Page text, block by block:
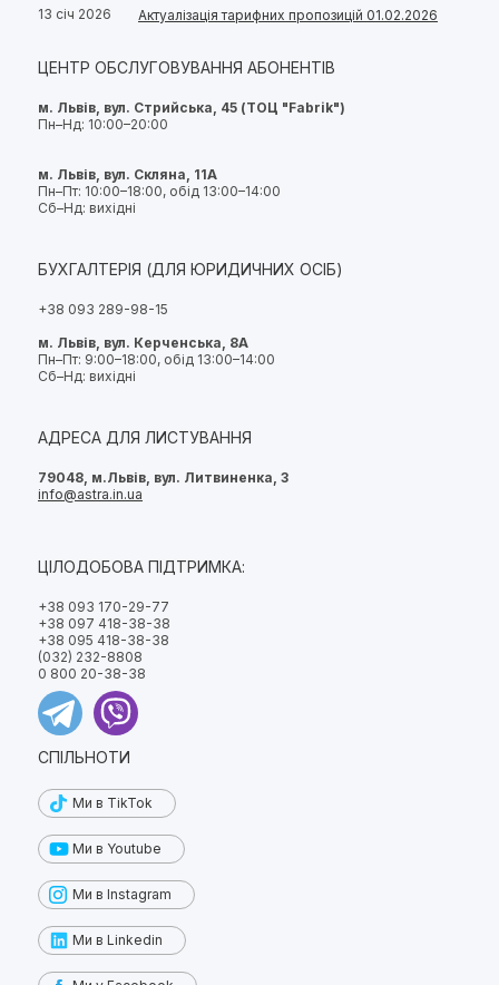
13 січ 2026 Актуалізація тарифних пропозицій 01.02.2026
ЦЕНТР ОБСЛУГОВУВАННЯ АБОНЕНТІВ
м. Львів, вул. Стрийська, 45 (ТОЦ "Fabrik")
Пн–Нд: 10:00–20:00
м. Львів, вул. Скляна, 11А
Пн–Пт: 10:00–18:00, обід 13:00–14:00
Сб–Нд: вихідні
БУХГАЛТЕРІЯ (ДЛЯ ЮРИДИЧНИХ ОСІБ)
+38 093 289-98-15
м. Львів, вул. Керченська, 8А
Пн–Пт: 9:00–18:00, обід 13:00–14:00
Сб–Нд: вихідні
АДРЕСА ДЛЯ ЛИСТУВАННЯ
79048, м.Львів, вул. Литвиненка, 3
info@astra.in.ua
ЦІЛОДОБОВА ПІДТРИМКА:
+38 093 170-29-77
+38 097 418-38-38
+38 095 418-38-38
(032) 232-8808
0 800 20-38-38
СПІЛЬНОТИ
Ми в TikTok
Ми в Youtube
Ми в Instagram
Ми в Linkedin